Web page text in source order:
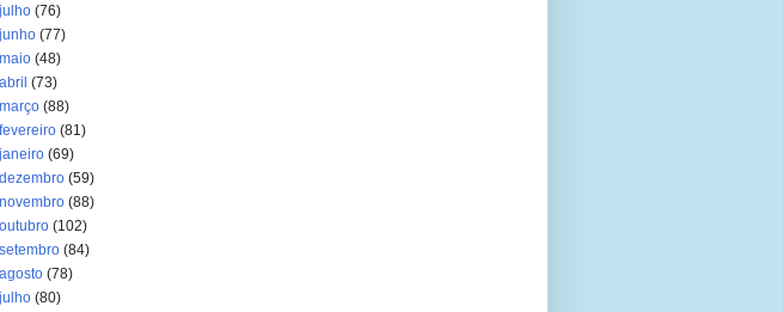
julho (76)
junho (77)
maio (48)
abril (73)
março (88)
fevereiro (81)
janeiro (69)
dezembro (59)
novembro (88)
outubro (102)
setembro (84)
agosto (78)
julho (80)